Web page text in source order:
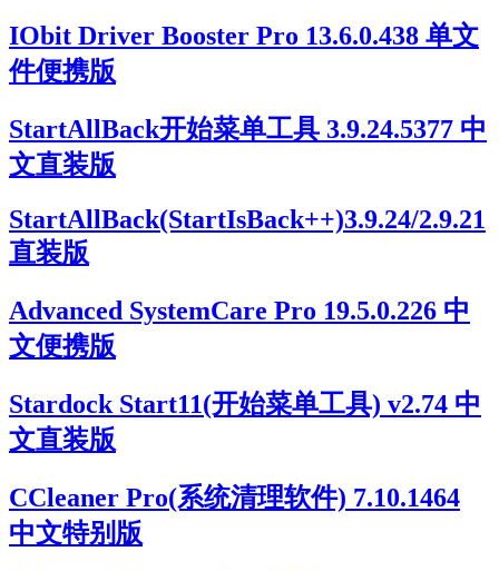
IObit Driver Booster Pro 13.6.0.438 单文
件便携版
StartAllBack开始菜单工具 3.9.24.5377 中
文直装版
StartAllBack(StartIsBack++)3.9.24/2.9.21
直装版
Advanced SystemCare Pro 19.5.0.226 中
文便携版
Stardock Start11(开始菜单工具) v2.74 中
文直装版
CCleaner Pro(系统清理软件) 7.10.1464
中文特别版